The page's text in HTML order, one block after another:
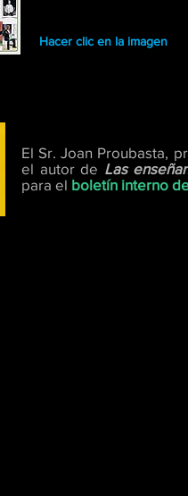
Hacer clic en la imagen
El Sr. Joan Proubasta,
el autor de Las
para el boletín interno